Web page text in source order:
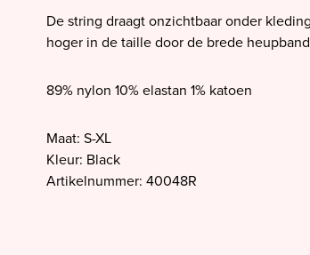
SALE PrimaDonna Twist
SALE Ten Cate
De string draagt onzichtbaar onder
hoger in de taille door de brede
89% nylon 10% elastan 1% katoen
Maat: S-XL
Kleur: Black
Artikelnummer: 40048R